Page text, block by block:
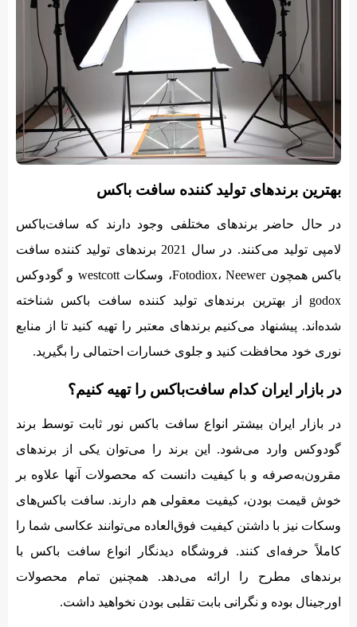
بهترین برندهای تولید کننده سافت باکس
در حال حاضر برندهای مختلفی وجود دارند که سافت‌باکس
لامپی تولید می‌کنند. در سال 2021 برندهای تولید کننده سافت
باکس همچون Fotodiox، Neewer، وسکات westcott و گودوکس
godox از بهترین برندهای تولید کننده سافت باکس شناخته
شده‌اند. پیشنهاد می‌کنیم برندهای معتبر را تهیه کنید تا از منابع
نوری خود محافظت کنید و جلوی خسارات احتمالی را بگیرید.
در بازار ایران کدام سافت‌باکس را تهیه کنیم؟
در بازار ایران بیشتر انواع سافت‌ باکس نور ثابت توسط برند
گودوکس وارد می‌شود. این برند را می‌توان یکی از برندهای
مقرون‌به‌صرفه و با کیفیت دانست که محصولات آنها علاوه بر
خوش قیمت بودن، کیفیت معقولی هم دارند. سافت باکس‌های
وسکات نیز با داشتن کیفیت فوق‌العاده می‌توانند عکاسی شما را
کاملاً حرفه‌‌ای کنند. فروشگاه دیدنگار انواع سافت باکس با
برندهای مطرح را ارائه می‌دهد. همچنین تمام محصولات
اورجینال بوده و نگرانی بابت تقلبی بودن نخواهید داشت.